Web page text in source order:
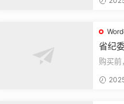
束，本
省纪
部警
购买
束，本